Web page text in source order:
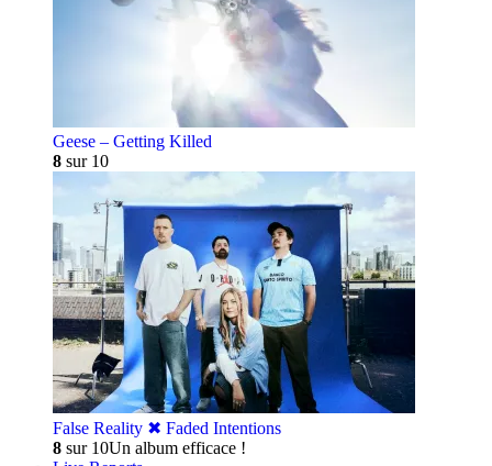
Geese – Getting Killed
8 sur 10
False Reality ✖︎ Faded Intentions
8 sur 10Un album efficace !